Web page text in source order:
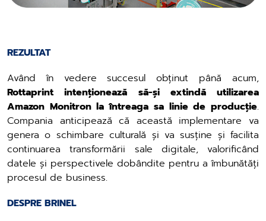
REZULTAT
Având în vedere succesul obținut până acum,
Rottaprint intenționează să-și extindă utilizarea
Amazon Monitron la întreaga sa linie de producție.
Compania anticipează că această implementare va
genera o schimbare culturală și va susține și facilita
continuarea transformării sale digitale, valorificând
datele și perspectivele dobândite pentru a îmbunătăți
procesul de business.
DESPRE BRINEL